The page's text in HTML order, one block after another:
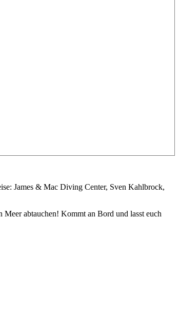
James & Mac Diving Center, Sven Kahlbrock,
Meer abtauchen! Kommt an Bord und lasst euch